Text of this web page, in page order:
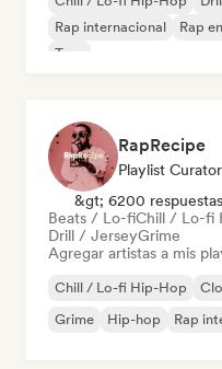
Rap internacional
Rap
Trap
RapRecipe
Playlist Curator
&gt; 6200
Beats / Lo-fiChill / Lo-fi
Drill / JerseyGrime
Agregar artistas a mis
Chill / Lo-fi Hip-Hop
Grime
Hip-hop Rap